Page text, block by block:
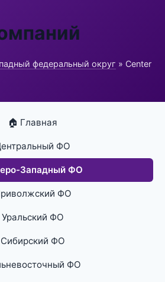
федеральный округ » Center
🏠 Главная
ФО
Западный ФО
ФО
Уральский ФО
Сибирский ФО
ФО